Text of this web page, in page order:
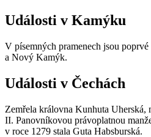
Události v Kamýku
V písemných pramenech jsou
a Nový Kamýk.
Události v Čechách
Zemřela královna Kunhuta Uherská,
II. Panovníkovou právoplatnou
v roce 1279 stala Guta Habsburská.